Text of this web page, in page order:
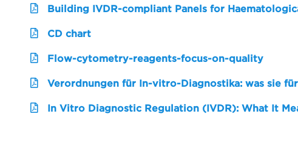
Building IVDR-compliant Panels for
CD chart
Flow-cytometry-reagents-focus-on-quality
Verordnungen für In-vitro-Diagnostika: was sie
In Vitro Diagnostic Regulation (IVDR): What It